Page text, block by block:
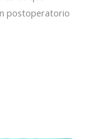
postoperatorio